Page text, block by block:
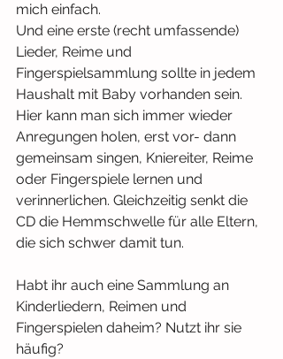
mich einfach.
Und eine erste (recht umfassende)
Lieder, Reime und
Fingerspielsammlung sollte in jedem
Haushalt mit Baby vorhanden sein.
Hier kann man sich immer wieder
Anregungen holen, erst vor- dann
gemeinsam singen, Kniereiter, Reime
oder Fingerspiele lernen und
verinnerlichen. Gleichzeitig senkt die
CD die Hemmschwelle für alle Eltern,
die sich schwer damit tun.
Habt ihr auch eine Sammlung an
Kinderliedern, Reimen und
Fingerspielen daheim? Nutzt ihr sie
häufig?